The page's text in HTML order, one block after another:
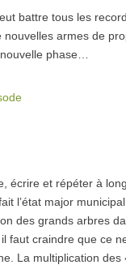
battre tous les
armes de
phase…
écrire et répéter à
l’état major
des grands arbres
faut craindre que ce
La multiplication